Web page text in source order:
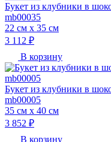
Букет из клубники в
mb00035
22 см х 35 см
3 112 ₽
В корзину
Букет из клубники в
mb00005
35 см х 40 см
3 852 ₽
В корзину